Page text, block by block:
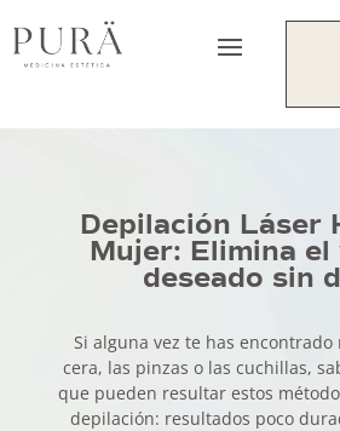
Depilación Láser
Mujer: Elimina el
deseado sin
Si alguna vez te has
cera, las pinzas o las cuchillas,
que pueden resultar estos
depilación: resultados poco